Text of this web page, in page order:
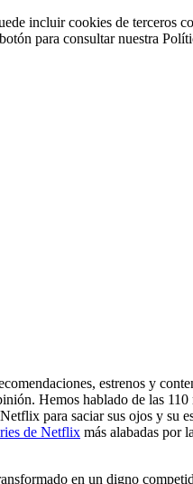
incluir cookies de terceros
para consultar nuestra
estrenos y
Hemos hablado de las
para saciar sus ojos y su
de Netflix más alabadas por
en un digno